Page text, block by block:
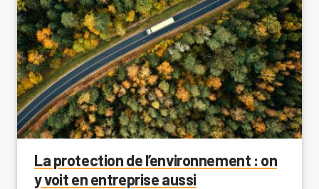
La protection de l’environnement : on
y voit en entreprise aussi